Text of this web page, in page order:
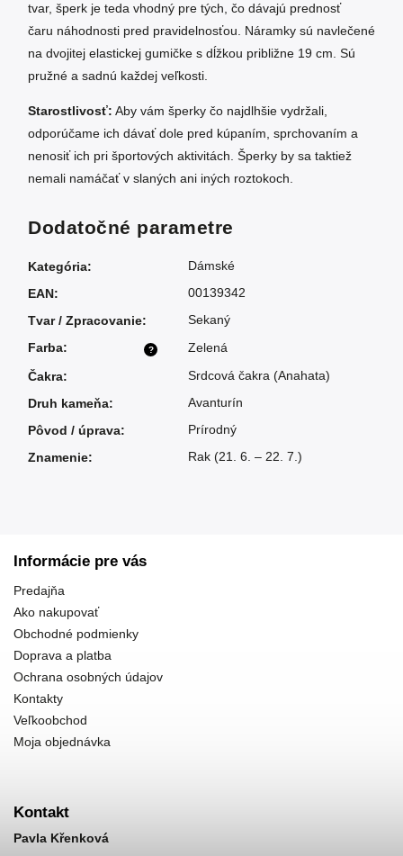
tvar, šperk je teda vhodný pre tých, čo dávajú prednosť
čaru náhodnosti pred pravidelnosťou. Náramky sú navlečené
na dvojitej elastickej gumičke s dĺžkou približne 19 cm. Sú
pružné a sadnú každej veľkosti.
Starostlivosť: Aby vám šperky čo najdlhšie vydržali,
odporúčame ich dávať dole pred kúpaním, sprchovaním a
nenosiť ich pri športových aktivitách. Šperky by sa taktiež
nemali namáčať v slaných ani iných roztokoch.
Dodatočné parametre
Kategória:
Dámské
EAN:
00139342
Tvar / Zpracovanie: Sekaný
?
Farba:
Zelená
Čakra:
Srdcová čakra (Anahata)
Druh kameňa:
Avanturín
Pôvod / úprava:
Prírodný
Znamenie: Rak (21. 6. – 22. 7.)
Informácie pre vás
Predajňa
Ako nakupovať
Obchodné podmienky
Doprava a platba
Ochrana osobných údajov
Kontakty
Veľkoobchod
Moja objednávka
Kontakt
Pavla Křenková